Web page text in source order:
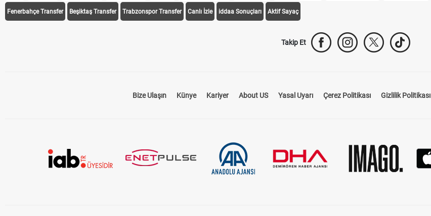
Fenerbahçe Transfer Beşiktaş Transfer Trabzonspor Transfer Canlı İzle iddaa Sonuçları Aktif Sayaç
Takip Et
Bize Ulaşın Künye Kariyer About US Yasal Uyarı Çerez Politikası Gizlilik Politikası